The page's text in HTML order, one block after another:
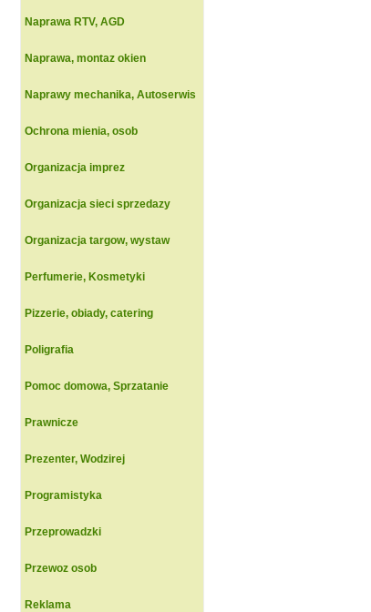
Naprawa RTV, AGD
Naprawa, montaz okien
Naprawy mechanika, Autoserwis
Ochrona mienia, osob
Organizacja imprez
Organizacja sieci sprzedazy
Organizacja targow, wystaw
Perfumerie, Kosmetyki
Pizzerie, obiady, catering
Poligrafia
Pomoc domowa, Sprzatanie
Prawnicze
Prezenter, Wodzirej
Programistyka
Przeprowadzki
Przewoz osob
Reklama